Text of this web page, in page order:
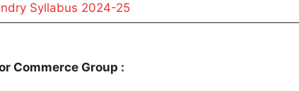
Syllabus 2024-25
Commerce Group :